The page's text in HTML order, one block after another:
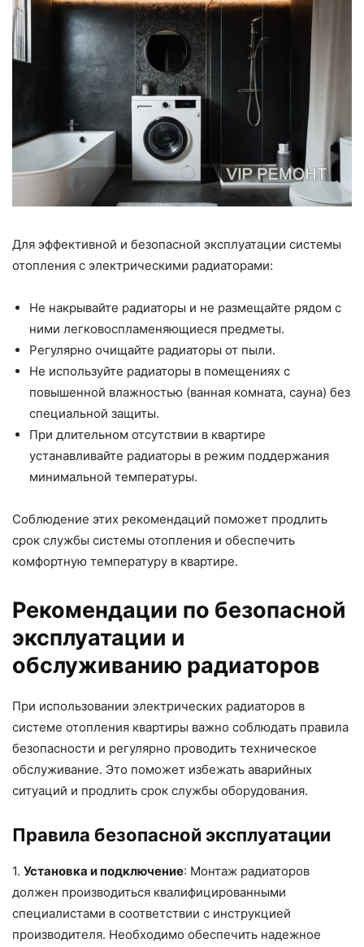
Для эффективной и безопасной эксплуатации системы
отопления с электрическими радиаторами:
Не накрывайте радиаторы и не размещайте рядом с
ними легковоспламеняющиеся предметы.
Регулярно очищайте радиаторы от пыли.
Не используйте радиаторы в помещениях с
повышенной влажностью (ванная комната, сауна) без
специальной защиты.
При длительном отсутствии в квартире
устанавливайте радиаторы в режим поддержания
минимальной температуры.
Соблюдение этих рекомендаций поможет продлить
срок службы системы отопления и обеспечить
комфортную температуру в квартире.
Рекомендации по безопасной
эксплуатации и
обслуживанию радиаторов
При использовании электрических радиаторов в
системе отопления квартиры важно соблюдать правила
безопасности и регулярно проводить техническое
обслуживание. Это поможет избежать аварийных
ситуаций и продлить срок службы оборудования.
Правила безопасной эксплуатации
1. Установка и подключение: Монтаж радиаторов
должен производиться квалифицированными
специалистами в соответствии с инструкцией
производителя. Необходимо обеспечить надежное